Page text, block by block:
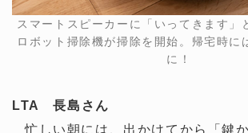
スマートスピーカーに「いってきます」
ロボット掃除機が掃除を開始。帰宅時に
に！
LTA 長島さん
忙しい朝には、出かけてから「鍵